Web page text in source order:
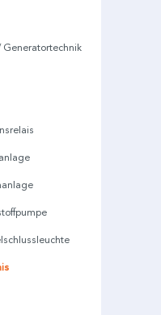
Generatortechnik